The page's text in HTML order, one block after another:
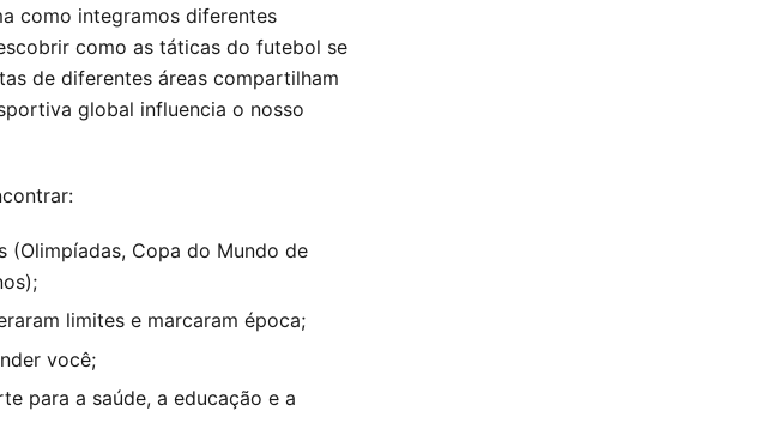
como integramos diferentes
como as táticas do futebol se
de diferentes áreas compartilham
global influencia o nosso
Copa do Mundo de
limites e marcaram época;
você;
para a saúde, a educação e a